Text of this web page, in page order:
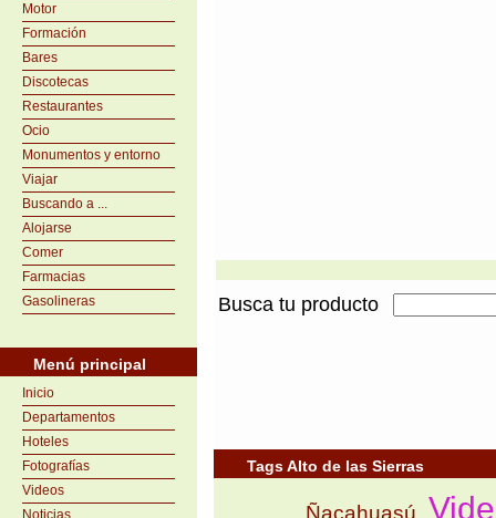
Motor
Formación
Bares
Discotecas
Restaurantes
Ocio
Monumentos y entorno
Viajar
Buscando a ...
Alojarse
Comer
Farmacias
Gasolineras
Menú principal
Inicio
Departamentos
Hoteles
Fotografías
Videos
Noticias
Busca tu producto
Tags Alto de las Sierras
Ñacahuasú